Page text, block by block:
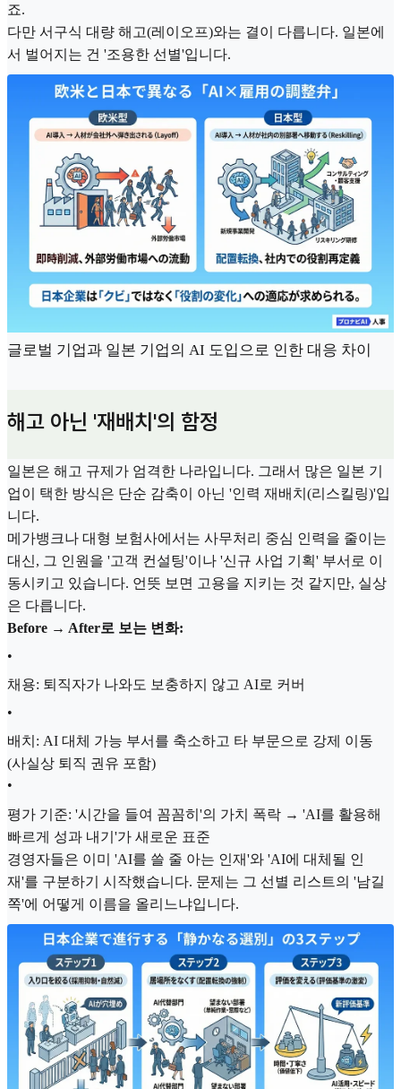
죠.
다만 서구식 대량 해고(레이오프)와는 결이 다릅니다. 일본에
서 벌어지는 건 '조용한 선별'입니다.
글로벌 기업과 일본 기업의 AI 도입으로 인한 대응 차이
해고 아닌 '재배치'의 함정
일본은 해고 규제가 엄격한 나라입니다. 그래서 많은 일본 기
업이 택한 방식은 단순 감축이 아닌 '인력 재배치(리스킬링)'입
니다.
메가뱅크나 대형 보험사에서는 사무처리 중심 인력을 줄이는
대신, 그 인원을 '고객 컨설팅'이나 '신규 사업 기획' 부서로 이
동시키고 있습니다. 언뜻 보면 고용을 지키는 것 같지만, 실상
은 다릅니다.
Before → After로 보는 변화:
•
채용: 퇴직자가 나와도 보충하지 않고 AI로 커버
•
배치: AI 대체 가능 부서를 축소하고 타 부문으로 강제 이동
(사실상 퇴직 권유 포함)
•
평가 기준: '시간을 들여 꼼꼼히'의 가치 폭락 → 'AI를 활용해
빠르게 성과 내기'가 새로운 표준
경영자들은 이미 'AI를 쓸 줄 아는 인재'와 'AI에 대체될 인
재'를 구분하기 시작했습니다. 문제는 그 선별 리스트의 '남길
쪽'에 어떻게 이름을 올리느냐입니다.